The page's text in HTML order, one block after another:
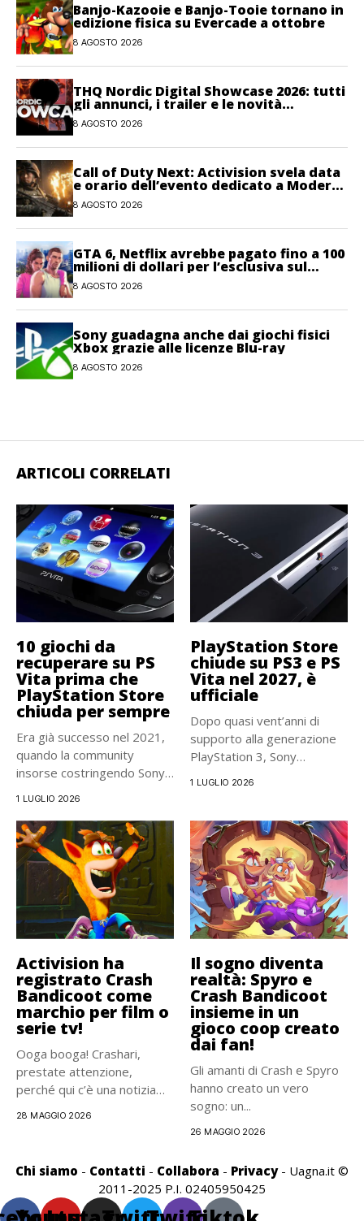
Banjo-Kazooie e Banjo-Tooie tornano in
edizione fisica su Evercade a ottobre
8 AGOSTO 2026
THQ Nordic Digital Showcase 2026: tutti
gli annunci, i trailer e le novità
dell’evento
8 AGOSTO 2026
Call of Duty Next: Activision svela data
e orario dell’evento dedicato a Modern
Warfare 4
8 AGOSTO 2026
GTA 6, Netflix avrebbe pagato fino a 100
milioni di dollari per l’esclusiva sul
gioco
8 AGOSTO 2026
Sony guadagna anche dai giochi fisici
Xbox grazie alle licenze Blu-ray
8 AGOSTO 2026
ARTICOLI CORRELATI
10 giochi da
recuperare su PS
Vita prima che
PlayStation Store
chiuda per sempre
Era già successo nel 2021,
quando la community
insorse costringendo Sony
1 LUGLIO 2026
PlayStation Store
chiude su PS3 e PS
Vita nel 2027, è
ufficiale
Dopo quasi vent’anni di
supporto alla generazione
PlayStation 3, Sony
1 LUGLIO 2026
Activision ha
registrato Crash
Bandicoot come
marchio per film o
serie tv!
Ooga booga! Crashari,
prestate attenzione,
perché qui c’è una notizia
28 MAGGIO 2026
Il sogno diventa
realtà: Spyro e
Crash Bandicoot
insieme in un
gioco coop creato
dai fan!
Gli amanti di Crash e Spyro
hanno creato un vero
sogno: un...
26 MAGGIO 2026
Chi siamo - Contatti - Collabora - Privacy- Uagna.it ©
2011-2025 P.I. 02405950425